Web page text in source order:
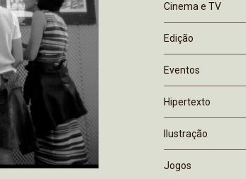
Cinema e TV
Edição
Eventos
Hipertexto
Ilustração
Jogos